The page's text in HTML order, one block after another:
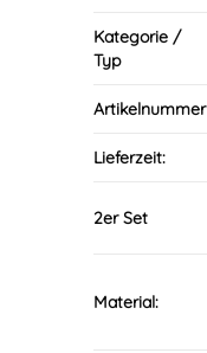
Kategorie /
Typ
Artikelnummer
Lieferzeit:
2er Set
Material: